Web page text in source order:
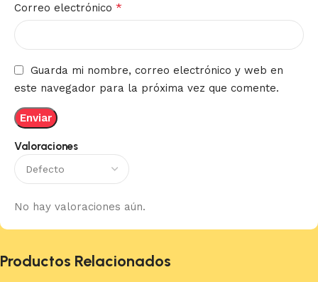
Valoraciones
No hay valoraciones aún.
Correo electrónico *
Guarda mi nombre, correo electrónico y web en
este navegador para la próxima vez que comente.
Productos Relacionados